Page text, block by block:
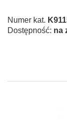
Numer kat.
Dostępność: na